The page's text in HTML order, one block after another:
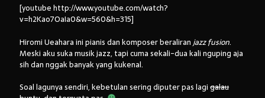
[youtube http://www.youtube.com/watch?
v=h2Kao7OaIa0&w=560&h=315]
Hiromi Ueahara ini pianis dan komposer beraliranjazz fusion.
Meski aku suka musik jazz, tapi cuma sekali-dua kali nguping aja
sih dan nggak banyak yang kukenal.
Soal lagunya sendiri, kebetulan sering diputer pas lagigalau